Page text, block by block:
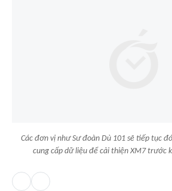
Các đơn vị như Sư đoàn Dù 101 sẽ tiếp tục
cung cấp dữ liệu để cải thiện XM7 trước